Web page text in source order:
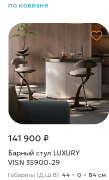
по новизне
141 900 ₽
Барный стул LUXURY
VISN 35900-29
Габариты (Д Ш В): 44 × 0 × 84 cм